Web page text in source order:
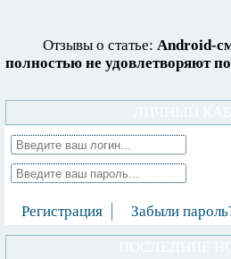
Отзывы о статье: Android-
полностью не удовлетворяют
Регистрация Забыли